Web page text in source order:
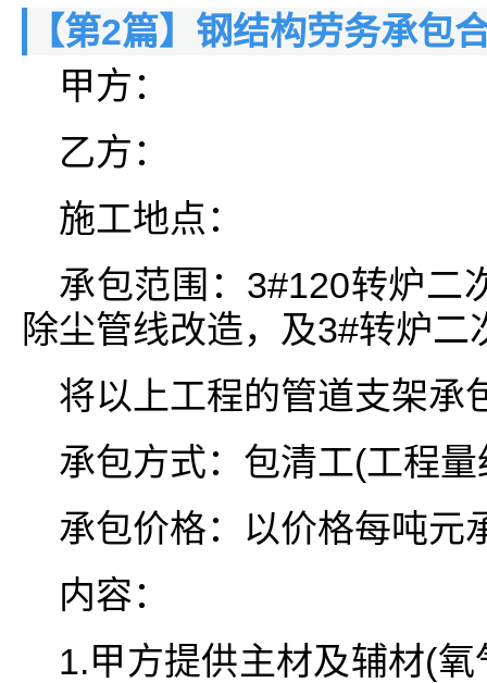
【第2篇】钢结构劳务承包
甲方：
乙方：
施工地点：
承包范围：3#120转炉二
除尘管线改造，及3#转炉二
将以上工程的管道支架承
承包方式：包清工(工程
承包价格：以价格每吨元
内容：
1.甲方提供主材及辅材(